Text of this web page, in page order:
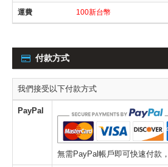
100新台幣
付款方式
我們接受以下付款方式
PayPal
無需PayPal帳戶即可快速付款